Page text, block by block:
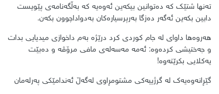
تەنها شتێک کە دەتوانین بیکەین ئەوەیە کە بەڵگەنامەی پێویست
دابین بکەین ئەگەر دەزگا بەرپرسیارەکان بەدواداچوون بکەن.
هەروەها داوای لە جام کوردی کرد درێژە بەم داخوازی میدیایی بدات
و جەختیشی کردەوە: ئەمە مەسەلەی مافی مرۆڤە و دەبێت
یەکلایی بکرێتەوە!
گێڕانەوەیەک لە گرژییەکی مشتومڕاوی لەگەڵ ئەندامێکی پەرلەمان